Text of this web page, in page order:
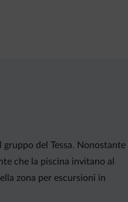
del Tessa. Nonostante
che la piscina invitano al
zona per escursioni in